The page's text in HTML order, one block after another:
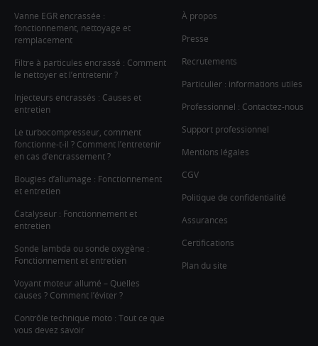
Vanne EGR encrassée :
fonctionnement, nettoyage et
remplacement
Filtre à particules encrassé : Comment
le nettoyer et l’entretenir ?
Injecteurs encrassés : Causes et
entretien
Le turbocompresseur, comment
fonctionne-t-il ? Comment l’entretenir
en cas d’encrassement ?
Bougies d’allumage : Fonctionnement
et entretien
Catalyseur : Fonctionnement et
entretien
Sonde lambda ou sonde oxygène :
Fonctionnement et entretien
Voyant moteur allumé – Quelles
causes ? Comment l’éviter ?
Contrôle technique moto : Tout ce que
vous devez savoir
À propos
Presse
Recrutements
Particulier : informations utiles
Professionnel : Contactez-nous
Support professionnel
Mentions légales
CGV
Politique de confidentialité
Assurances
Certifications
Plan du site